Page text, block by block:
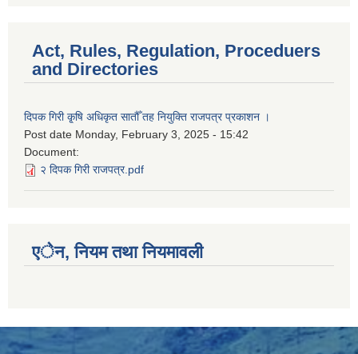
Act, Rules, Regulation, Proceduers
and Directories
दिपक गिरी कृ्षि अधिकृत सातौँ तह नियुक्ति राजपत्र प्रकाशन ।
Post date Monday, February 3, 2025 - 15:42
Document:
२ दिपक गिरी राजपत्र.pdf
एेन, नियम तथा नियमावली